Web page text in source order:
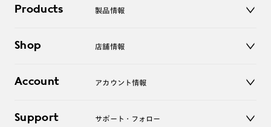
Products 製品情報
サングラス
コンタクトレンズ
アクセサリー
Shop 店舗情報
オンラインショップ
Account アカウント情報
ログアウト
Support サポート・フォロー